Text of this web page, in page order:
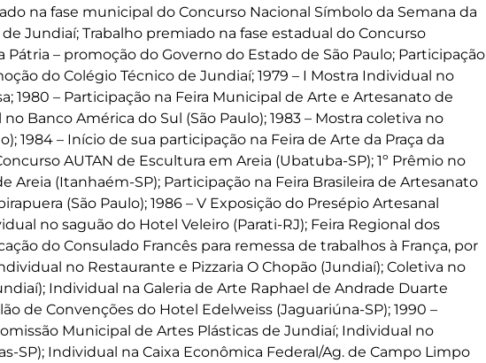
na fase municipal do Concurso Nacional Símbolo da Semana da
Jundiaí; Trabalho premiado na fase estadual do Concurso
Pátria – promoção do Governo do Estado de São Paulo; Participação
do Colégio Técnico de Jundiaí; 1979 – I Mostra Individual no
1980 – Participação na Feira Municipal de Arte e Artesanato de
Banco América do Sul (São Paulo); 1983 – Mostra coletiva no
1984 – Início de sua participação na Feira de Arte da Praça da
AUTAN de Escultura em Areia (Ubatuba-SP); 1º Prêmio no
Areia (Itanhaém-SP); Participação na Feira Brasileira de Artesanato
(São Paulo); 1986 – V Exposição do Presépio Artesanal
no saguão do Hotel Veleiro (Parati-RJ); Feira Regional dos
do Consulado Francês para remessa de trabalhos à França, por
no Restaurante e Pizzaria O Chopão (Jundiaí); Coletiva no
Individual na Galeria de Arte Raphael de Andrade Duarte
de Convenções do Hotel Edelweiss (Jaguariúna-SP); 1990 –
Municipal de Artes Plásticas de Jundiaí; Individual no
SP); Individual na Caixa Econômica Federal/Ag. de Campo Limpo